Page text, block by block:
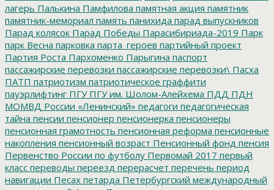
лагерь Палькина Памфилова памятная акция памятник
памятник-мемориал память панихида парад выпускников
Парад колясок Парад Победы Парасибириада-2019 Парк
парк Весна парковка парта_героев партийный проект
Партия Роста Пархоменко Парыгина паспорт
пассажирские перевозки пассажирские перевозки\ Пасха
ПАТП патриотизм патриотическое граффити
пауэрлифтинг ПГУПГУ им. Шолом-Алейхема ПДД ПДН
МОМВД России «Ленинский» педагоги педагогическая
тайна пенсии пенсионер пенсионерка пенсионеры
пенсионная грамотность пенсионная реформа пенсионные
накопления пенсионный возраст Пенсионный фонд пенсия
Первенство России по футболу Первомай 2017 первый
класс переводы переезд перерасчет перечень период
навигации Песах петарда Петербургский международный